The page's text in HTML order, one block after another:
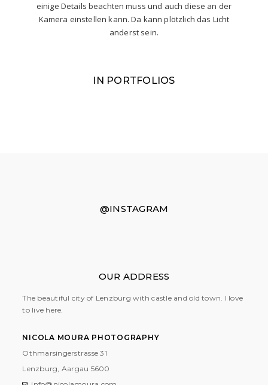
einige Details beachten muss und auch diese an der
Kamera einstellen kann. Da kann plötzlich das Licht
anderst sein.
IN PORTFOLIOS
@INSTAGRAM
OUR ADDRESS
The beautiful city of Lenzburg with castle and old town. I love
to live here.
NICOLA MOURA PHOTOGRAPHY
Othmarsingerstrasse 31
Lenzburg, Aargau 5600